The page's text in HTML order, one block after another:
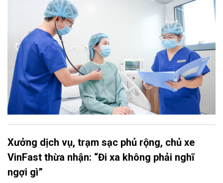
Xưởng dịch vụ, trạm sạc phủ rộng, chủ xe
VinFast thừa nhận: “Đi xa không phải nghĩ
ngợi gì”